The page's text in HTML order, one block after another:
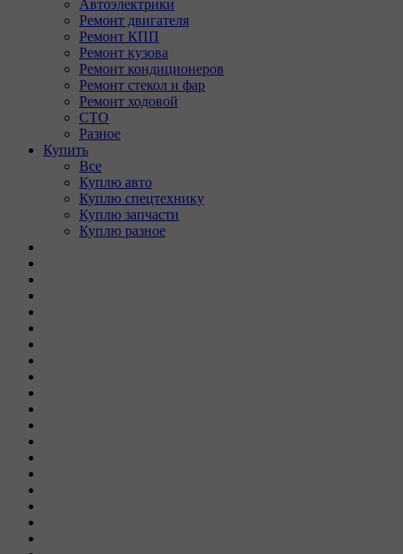
Автоэлектрики
Ремонт двигателя
Ремонт КПП
Ремонт кузова
Ремонт кондиционеров
Ремонт стекол и фар
Ремонт ходовой
СТО
Разное
Купить
Все
Куплю авто
Куплю спецтехнику
Куплю запчасти
Куплю разное